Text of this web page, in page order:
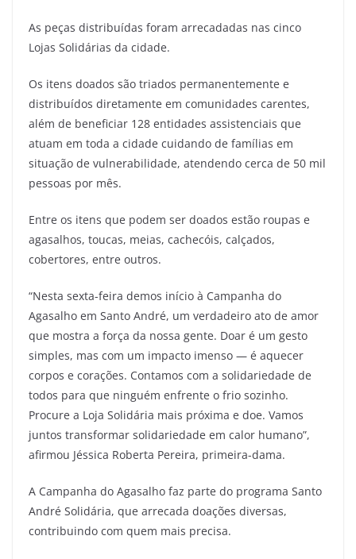
As peças distribuídas foram arrecadadas nas cinco
Lojas Solidárias da cidade.
Os itens doados são triados permanentemente e
distribuídos diretamente em comunidades carentes,
além de beneficiar 128 entidades assistenciais que
atuam em toda a cidade cuidando de famílias em
situação de vulnerabilidade, atendendo cerca de 50 mil
pessoas por mês.
Entre os itens que podem ser doados estão roupas e
agasalhos, toucas, meias, cachecóis, calçados,
cobertores, entre outros.
“Nesta sexta-feira demos início à Campanha do
Agasalho em Santo André, um verdadeiro ato de amor
que mostra a força da nossa gente. Doar é um gesto
simples, mas com um impacto imenso — é aquecer
corpos e corações. Contamos com a solidariedade de
todos para que ninguém enfrente o frio sozinho.
Procure a Loja Solidária mais próxima e doe. Vamos
juntos transformar solidariedade em calor humano”,
afirmou Jéssica Roberta Pereira, primeira-dama.
A Campanha do Agasalho faz parte do programa Santo
André Solidária, que arrecada doações diversas,
contribuindo com quem mais precisa.